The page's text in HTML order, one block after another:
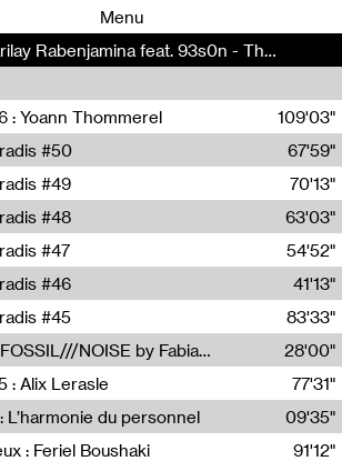
Menu
feat. 93s0n - The Artificial Kid (5)
: Yoann Thommerel
Thommerel
109'03"
#50
67'59"
#49
70'13"
#48
63'03"
#47
54'52"
#46
41'13"
#45
83'33"
Radia Show #1113 : FOSSIL///NOISE by Fabiana Gibim / Wave Farm
28'00"
: Alix Lerasle
77'31"
L’harmonie du personnel
09'35"
: Feriel Boushaki
91'12"
00
00